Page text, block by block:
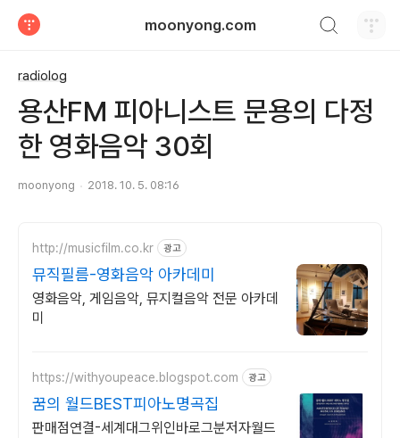
moonyong.com
radiolog
용산FM 피아니스트 문용의 다정
한 영화음악 30회
moonyong 2018. 10. 5. 08:16
http://musicfilm.co.kr 광고
뮤직필름-영화음악 아카데미
영화음악, 게임음악, 뮤지컬음악 전문 아카데
미
https://withyoupeace.blogspot.com 광고
꿈의 월드BEST피아노명곡집
판매점연결-세계대그위인바로그분저자월드